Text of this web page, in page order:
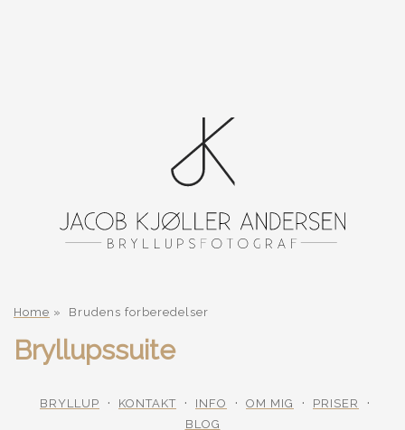
Home » Brudens forberedelser
Bryllupssuite
BRYLLUP KONTAKT INFO OM MIG
PRISER
BLOG